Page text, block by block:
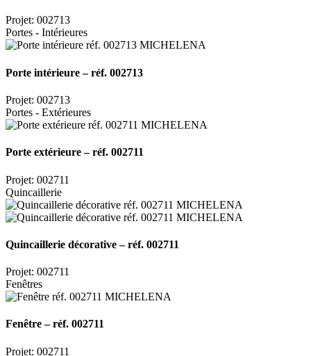
Projet: 002713
Portes - Intérieures
Porte intérieure – réf. 002713
Projet: 002713
Portes - Extérieures
Porte extérieure – réf. 002711
Projet: 002711
Quincaillerie
Quincaillerie décorative – réf. 002711
Projet: 002711
Fenêtres
Fenêtre – réf. 002711
Projet: 002711